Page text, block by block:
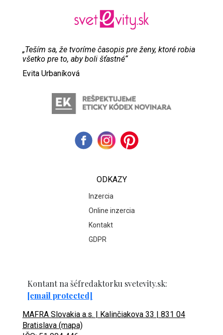
„Teším sa, že tvoríme časopis pre ženy, ktoré robia
všetko pre to, aby boli šťastné“
Evita Urbaníková
ODKAZY
Inzercia
Online inzercia
Kontakt
GDPR
Kontant na šéfredaktorku svetevity.sk:
[email protected]
MAFRA Slovakia a.s. | Kalinčiakova 33 | 831 04
Bratislava (mapa)